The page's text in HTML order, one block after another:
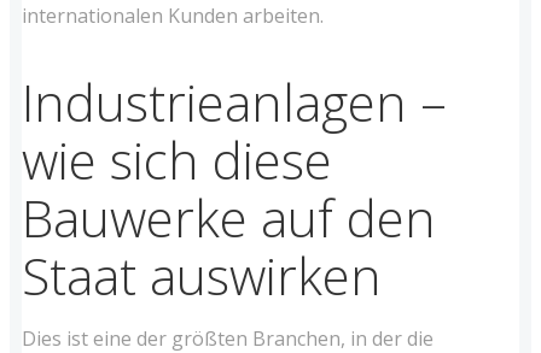
internationalen Kunden arbeiten.
Industrieanlagen –
wie sich diese
Bauwerke auf den
Staat auswirken
Dies ist eine der größten Branchen, in der die